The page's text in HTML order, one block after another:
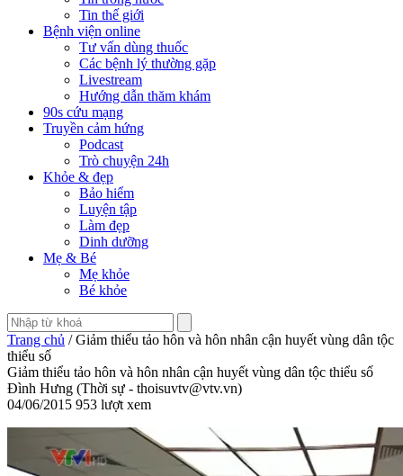
Tin thế giới
Bệnh viện online
Tư vấn dùng thuốc
Các bệnh lý thường gặp
Livestream
Hướng dẫn thăm khám
90s cứu mạng
Truyền cảm hứng
Podcast
Trò chuyện 24h
Khỏe & đẹp
Bảo hiểm
Luyện tập
Làm đẹp
Dinh dưỡng
Mẹ & Bé
Mẹ khỏe
Bé khỏe
Trang chủ / Giảm thiểu tảo hôn và hôn nhân cận huyết vùng dân tộc
thiểu số
Giảm thiểu tảo hôn và hôn nhân cận huyết vùng dân tộc thiểu số
Đình Hưng (Thời sự - thoisuvtv@vtv.vn)
04/06/2015 953 lượt xem